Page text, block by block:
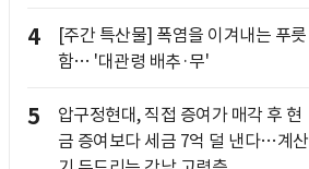
4
[주간 특산물] 폭염을 이겨내는 푸릇
함… '대관령 배추·무'
5
압구정현대, 직접 증여가 매각 후 현
금 증여보다 세금 7억 덜 낸다…계산